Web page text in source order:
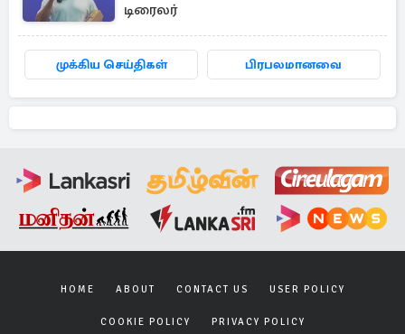
டிரைலர்
முக்கிய செய்திகள் பிரபலமானவை
HOME ABOUT CONTACT US USER POLICY
COOKIE POLICY PRIVACY POLICY